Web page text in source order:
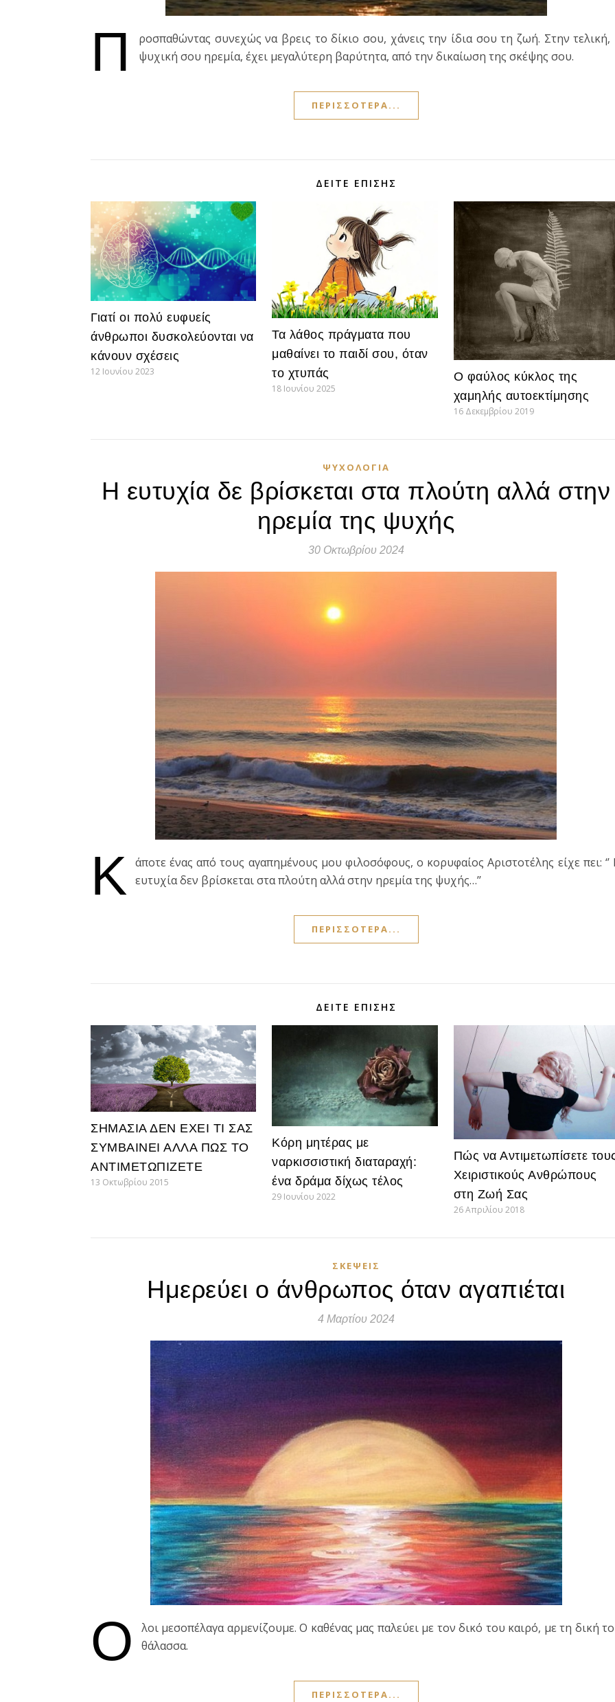
Π
ροσπαθώντας συνεχώς να βρεις το δίκιο σου, χάνεις την ίδια σου τη ζωή. Στην τελική,
ψυχική σου ηρεμία, έχει μεγαλύτερη βαρύτητα, από την δικαίωση της σκέψης σου.
ΠΕΡΙΣΣΌΤΕΡΑ...
ΔΕΊΤΕ ΕΠΊΣΗΣ
Γιατί οι πολύ ευφυείς
άνθρωποι δυσκολεύονται να
κάνουν σχέσεις
12 Ιουνίου 2023
Τα λάθος πράγματα που
μαθαίνει το παιδί σου, όταν
το χτυπάς
18 Ιουνίου 2025
Ο φαύλος κύκλος της
χαμηλής αυτοεκτίμησης
16 Δεκεμβρίου 2019
ΨΥΧΟΛΟΓΊΑ
Η ευτυχία δε βρίσκεται στα πλούτη αλλά στην
ηρεμία της ψυχής
30 Οκτωβρίου 2024
Κ
άποτε ένας από τους αγαπημένους μου φιλοσόφους, ο κορυφαίος Αριστοτέλης είχε πει: ‘’
ευτυχία δεν βρίσκεται στα πλούτη αλλά στην ηρεμία της ψυχής…’’
ΠΕΡΙΣΣΌΤΕΡΑ...
ΔΕΊΤΕ ΕΠΊΣΗΣ
ΣΗΜΑΣΙΑ ΔΕΝ ΕΧΕΙ ΤΙ ΣΑΣ
ΣΥΜΒΑΙΝΕΙ ΑΛΛΑ ΠΩΣ ΤΟ
ΑΝΤΙΜΕΤΩΠΙΖΕΤΕ
13 Οκτωβρίου 2015
Κόρη μητέρας με
ναρκισσιστική διαταραχή:
ένα δράμα δίχως τέλος
29 Ιουνίου 2022
Πώς να Αντιμετωπίσετε
Χειριστικούς Ανθρώπους
στη Ζωή Σας
26 Απριλίου 2018
ΣΚΈΨΕΙΣ
Ημερεύει ο άνθρωπος όταν αγαπιέται
4 Μαρτίου 2024
Ό
λοι μεσοπέλαγα αρμενίζουμε. Ο καθένας μας παλεύει με τον δικό του καιρό, με τη δική
θάλασσα.
ΠΕΡΙΣΣΌΤΕΡΑ...